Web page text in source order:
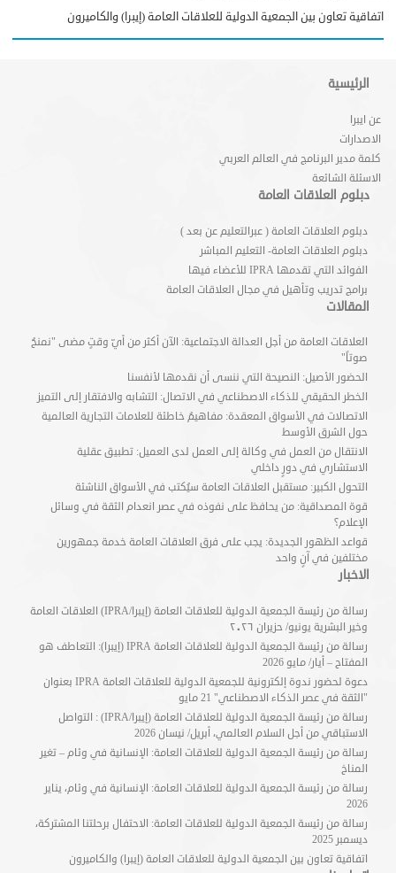
اتفاقية تعاون بين الجمعية الدولية للعلاقات العامة (إيبرا) والكاميرون
الرئيسية
عن ايبرا
الاصدارات
كلمة مدير البرنامج في العالم العربي
الاسئلة الشائعة
دبلوم العلاقات العامة
دبلوم العلاقات العامة ( عبرالتعليم عن بعد )
دبلوم العلاقات العامة- التعليم المباشر
الفوائد التي تقدمها IPRA للأعضاء فيها
برامج تدريب وتأهيل في مجال العلاقات العامة
المقالات
العلاقات العامة من أجل العدالة الاجتماعية: الآن أكثر من أيّ وقتٍ مضى "نمنحُ
صوتاً"
الحضور الأصيل: النصيحة التي ننسى أن نقدمها لأنفسنا
الخطر الحقيقي للذكاء الاصطناعي في الاتصال: التشابه والافتقار إلى التميز
الاتصالات في الأسواق المعقدة: مفاهيمُ خاطئة للعلامات التجارية العالمية
حول الشرق الأوسط
الانتقال من العمل في وكالة إلى العمل لدى العميل: تطبيق عقلية
الاستشاري في دورٍ داخلي
التحول الكبير: مستقبل العلاقات العامة سيُكتب في الأسواق الناشئة
قوة المصداقية: من يحافظ على نفوذه في عصر انعدام الثقة في وسائل
الإعلام؟
قواعد الظهور الجديدة: يجب على فرق العلاقات العامة خدمة جمهورين
مختلفين في آنٍ واحد
الاخبار
رسالة من رئيسة الجمعية الدولية للعلاقات العامة (إيبرا/IPRA) العلاقات العامة
وخير البشرية يونيو/ حزيران ٢٠٢٦
رسالة من رئيسة الجمعية الدولية للعلاقات العامة IPRA (إيبرا): التعاطف هو
المفتاح – أيار/ مايو 2026
دعوة لحضور ندوة إلكترونية للجمعية الدولية للعلاقات العامة IPRA بعنوان
"الثقة في عصر الذكاء الاصطناعي" 21 مايو
رسالة من رئيسة الجمعية الدولية للعلاقات العامة (إيبرا/IPRA) : التواصل
الاستباقي من أجل السلام العالمي، أبريل/ نيسان 2026
رسالة من رئيسة الجمعية الدولية للعلاقات العامة: الإنسانية في وئام – تغير
المناخ
رسالة من رئيسة الجمعية الدولية للعلاقات العامة: الإنسانية في وئام، يناير
2026
رسالة من رئيسة الجمعية الدولية للعلاقات العامة: الاحتفال برحلتنا المشتركة،
ديسمبر 2025
اتفاقية تعاون بين الجمعية الدولية للعلاقات العامة (إيبرا) والكاميرون